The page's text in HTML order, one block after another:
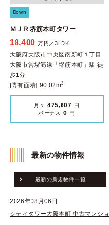
Down
ＭＪＲ堺筋本町タワー
18,400 万円／3LDK
大阪府大阪市中央区南新町１丁目
大阪市営堺筋線「堺筋本町」駅 徒
歩1分
[専有面積] 90.02m2
月々 475,607 円
ボーナス
0 円
最新の物件情報
最新の新規物件一覧
2026年08月06日
シティタワー大阪本町 中古マンシ